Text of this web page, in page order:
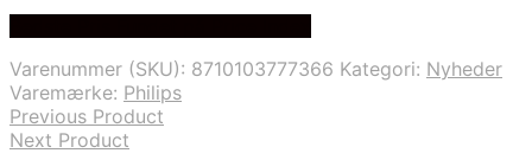
Varenummer (SKU): 8710103777366 Kategori: Nyheder
Varemærke: Philips
Previous Product
Next Product